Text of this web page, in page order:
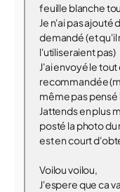
feuille blanche
Je n'ai pas ajouté
demandé (et qu'il
l'utiliseraient pas)
J'ai envoyé le
recommandée
même pas
Jattends en plus
posté la photo
est en court
Voilou voilou,
J'espere que ca